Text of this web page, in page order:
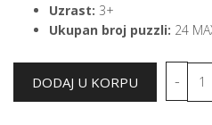
Uzrast: 3+
Ukupan broj puzzli: 24